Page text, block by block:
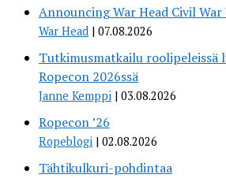
Announcing War Head Civil
War Head 07.08.2026
Tutkimusmatkailu roolipeleissä
Ropecon 2026ssä
Janne Kemppi 03.08.2026
Ropecon ’26
Ropeblogi 02.08.2026
Tähtikulkuri-pohdintaa